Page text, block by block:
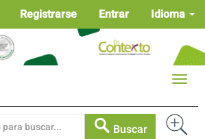
Idioma
Registrarse Entrar
Buscar
Toggle